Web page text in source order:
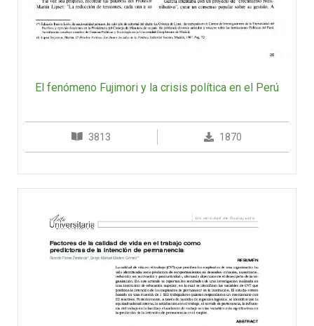
El fenómeno Fujimori y la crisis política en el Perú
3813 1870